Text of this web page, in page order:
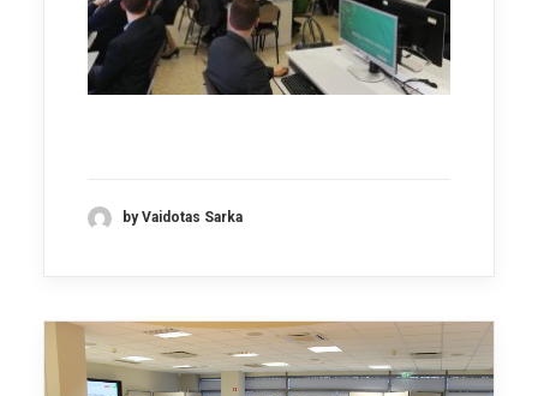
by Vaidotas Sarka